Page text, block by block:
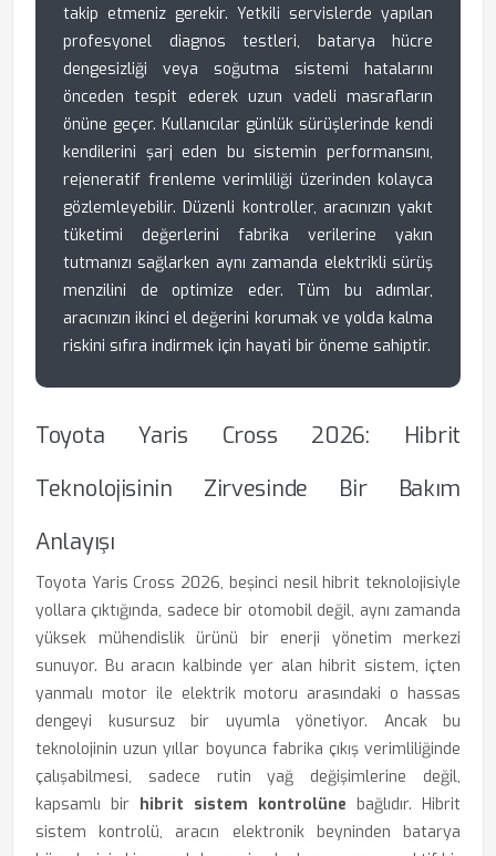
takip etmeniz gerekir. Yetkili servislerde yapılan
profesyonel diagnos testleri, batarya hücre
dengesizliği veya soğutma sistemi hatalarını
önceden tespit ederek uzun vadeli masrafların
önüne geçer. Kullanıcılar günlük sürüşlerinde kendi
kendilerini şarj eden bu sistemin performansını,
rejeneratif frenleme verimliliği üzerinden kolayca
gözlemleyebilir. Düzenli kontroller, aracınızın yakıt
tüketimi değerlerini fabrika verilerine yakın
tutmanızı sağlarken aynı zamanda elektrikli sürüş
menzilini de optimize eder. Tüm bu adımlar,
aracınızın ikinci el değerini korumak ve yolda kalma
riskini sıfıra indirmek için hayati bir öneme sahiptir.
Toyota Yaris Cross 2026: Hibrit
Teknolojisinin Zirvesinde Bir Bakım
Anlayışı
Toyota Yaris Cross 2026, beşinci nesil hibrit teknolojisiyle
yollara çıktığında, sadece bir otomobil değil, aynı zamanda
yüksek mühendislik ürünü bir enerji yönetim merkezi
sunuyor. Bu aracın kalbinde yer alan hibrit sistem, içten
yanmalı motor ile elektrik motoru arasındaki o hassas
dengeyi kusursuz bir uyumla yönetiyor. Ancak bu
teknolojinin uzun yıllar boyunca fabrika çıkış verimliliğinde
çalışabilmesi, sadece rutin yağ değişimlerine değil,
kapsamlı bir hibrit sistem kontrolüne bağlıdır. Hibrit
sistem kontrolü, aracın elektronik beyninden batarya